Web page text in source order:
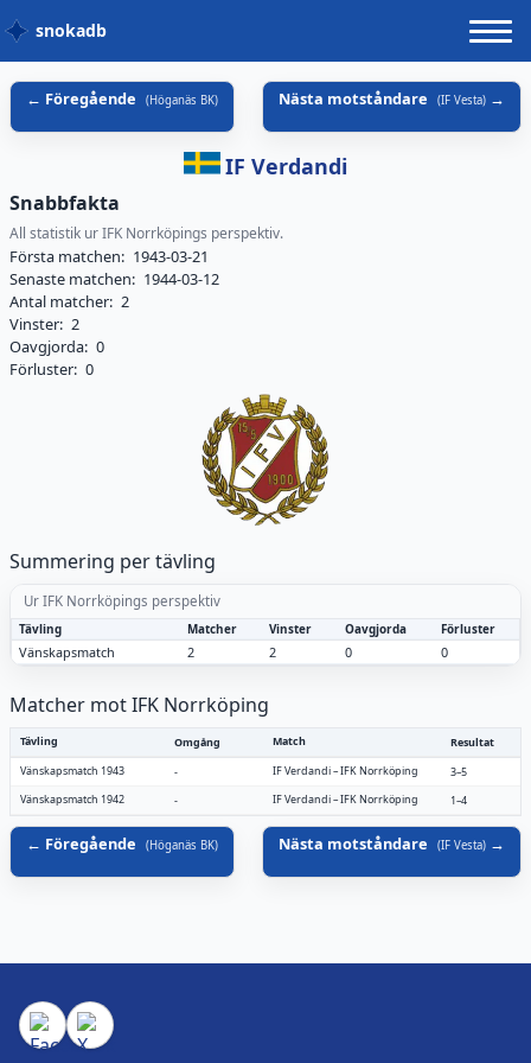
snokadb
Föregående (Höganäs BK) Nästa motståndare (IF Vesta)
IF Verdandi
Snabbfakta
All statistik ur IFK Norrköpings perspektiv.
Första matchen: 1943-03-21
Senaste matchen: 1944-03-12
Antal matcher: 2
Vinster: 2
Oavgjorda: 0
Förluster: 0
Summering per tävling
Ur IFK Norrköpings perspektiv
Tävling Matcher Vinster Oavgjorda Förluster
Vänskapsmatch 2 2 0 0
Matcher mot IFK Norrköping
Tävling Omgång Match
Resultat
Vänskapsmatch 1943
- IF Verdandi–IFK Norrköping
3–5
Vänskapsmatch 1942
- IF Verdandi–IFK Norrköping 1–4
Föregående (Höganäs BK) Nästa motståndare (IF Vesta)